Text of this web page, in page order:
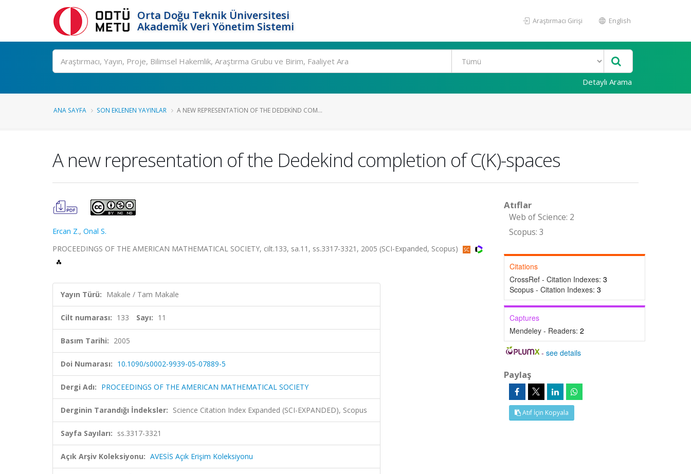
Orta Doğu Teknik Üniversitesi
Akademik Veri Yönetim Sistemi
Araştırmacı Girişi English
Ara
Detaylı Arama
ANA SAYFA SON EKLENEN YAYINLAR A NEW REPRESENTATION OF THE DEDEKIND COM...
A new representation of the Dedekind completion of C(K)-spaces
Ercan Z., Onal S.
PROCEEDINGS OF THE AMERICAN MATHEMATICAL SOCIETY, cilt.133, sa.11, ss.3317-3321, 2005 (SCI-Expanded, Scopus)
Yayın Türü: Makale / Tam Makale
Cilt numarası: 133 Sayı: 11
Basım Tarihi: 2005
Doi Numarası: 10.1090/s0002-9939-05-07889-5
Dergi Adı: PROCEEDINGS OF THE AMERICAN MATHEMATICAL SOCIETY
Derginin Tarandığı İndeksler: Science Citation Index Expanded (SCI-EXPANDED), Scopus
Sayfa Sayıları: ss.3317-3321
Açık Arşiv Koleksiyonu: AVESİS Açık Erişim Koleksiyonu
Atıflar
Web of Science: 2
Scopus: 3
Citations
CrossRef - Citation Indexes: 3
Scopus - Citation Indexes: 3
Captures
Mendeley - Readers: 2
-see details
Paylaş
Atıf İçin Kopyala